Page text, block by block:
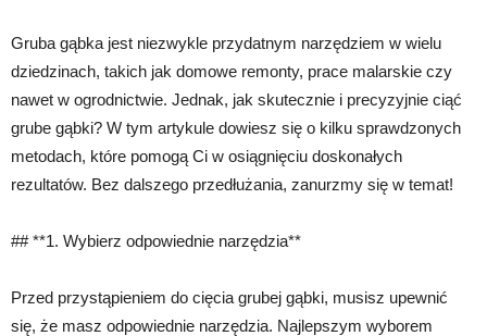
Gruba gąbka jest niezwykle przydatnym narzędziem w wielu
dziedzinach, takich jak domowe remonty, prace malarskie czy
nawet w ogrodnictwie. Jednak, jak skutecznie i precyzyjnie ciąć
grube gąbki? W tym artykule dowiesz się o kilku sprawdzonych
metodach, które pomogą Ci w osiągnięciu doskonałych
rezultatów. Bez dalszego przedłużania, zanurzmy się w temat!
## **1. Wybierz odpowiednie narzędzia**
Przed przystąpieniem do cięcia grubej gąbki, musisz upewnić
się, że masz odpowiednie narzędzia. Najlepszym wyborem